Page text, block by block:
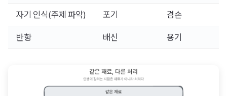
자기 인식(주제 파악) 포기 겸손
반항 배신 용기